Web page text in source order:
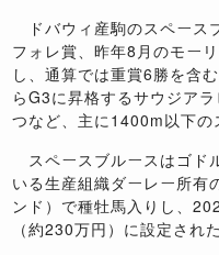
ドバウィ産駒のスペース
フォレ賞、昨年8月のモー
し、通算では重賞6勝を含
らG3に昇格するサウジア
つなど、主に1400m以下の
スペースブルースはゴド
いる生産組織ダーレー所有
ンド）で種牡馬入りし、
（約230万円）に設定された